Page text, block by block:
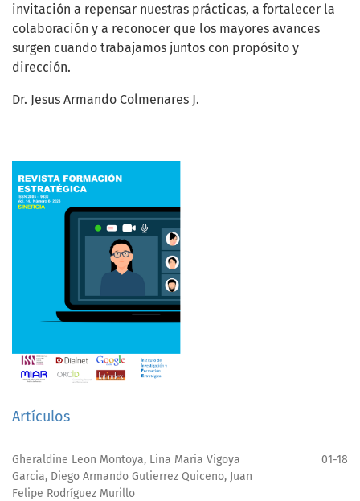
invitación a repensar nuestras prácticas, a fortalecer la
colaboración y a reconocer que los mayores avances
surgen cuando trabajamos juntos con propósito y
dirección.
Dr. Jesus Armando Colmenares J.
Artículos
Gheraldine Leon Montoya, Lina Maria Vigoya
Garcia, Diego Armando Gutierrez Quiceno, Juan
Felipe Rodríguez Murillo
01-18